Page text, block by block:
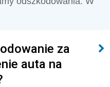
za
auta na